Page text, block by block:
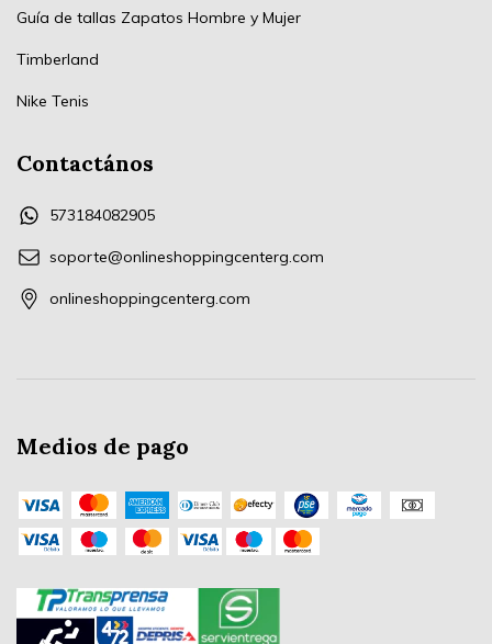
Guía de tallas Zapatos Hombre y Mujer
Timberland
Nike Tenis
Contactános
573184082905
soporte@onlineshoppingcenterg.com
onlineshoppingcenterg.com
Medios de pago